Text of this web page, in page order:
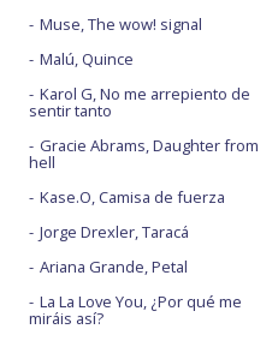
Muse, The wow! signal
Malú, Quince
Karol G, No me arrepiento de
sentir tanto
Gracie Abrams, Daughter from
hell
Kase.O, Camisa de fuerza
Jorge Drexler, Taracá
Ariana Grande, Petal
La La Love You, ¿Por qué me
miráis así?